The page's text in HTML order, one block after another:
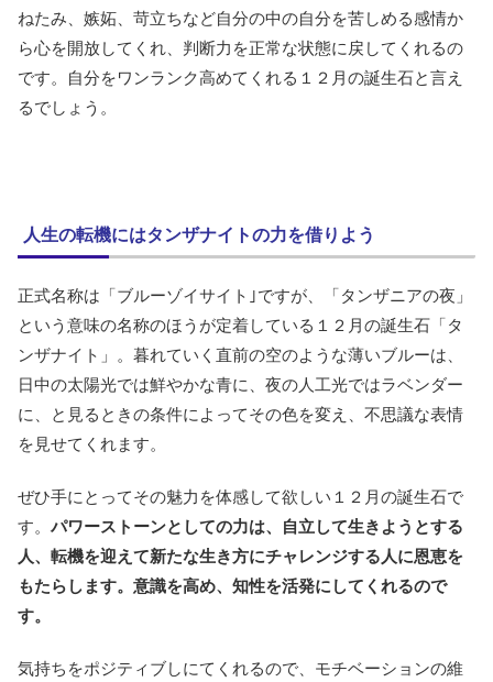
ねたみ、嫉妬、苛立ちなど自分の中の自分を苦しめる感情か
ら心を開放してくれ、判断力を正常な状態に戻してくれるの
です。自分をワンランク高めてくれる１２月の誕生石と言え
るでしょう。
人生の転機にはタンザナイトの力を借りよう
正式名称は「ブルーゾイサイト｣ですが、「タンザニアの夜」
という意味の名称のほうが定着している１２月の誕生石「タ
ンザナイト」。暮れていく直前の空のような薄いブルーは、
日中の太陽光では鮮やかな青に、夜の人工光ではラベンダー
に、と見るときの条件によってその色を変え、不思議な表情
を見せてくれます。
ぜひ手にとってその魅力を体感して欲しい１２月の誕生石で
す。 パワーストーンとしての力は、自立して生きようとする
人、転機を迎えて新たな生き方にチャレンジする人に恩恵を
もたらします。意識を高め、知性を活発にしてくれるので
す。
気持ちをポジティブしにてくれるので、モチベーションの維